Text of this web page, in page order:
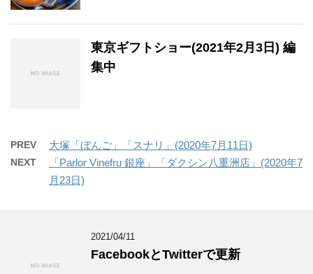
東京ギフトショー(2021年2月3日) 編
集中
PREV 大塚「ぼんご」「スナリ」(2020年7月11日)
NEXT
「Parlor Vinefru 銀座」「ダクシン八重洲店」(2020年7
月23日)
2021/04/11
FacebookとTwitterで更新